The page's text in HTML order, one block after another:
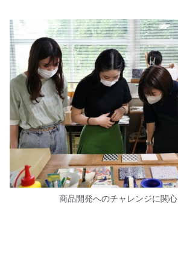
商品開発へのチャレンジに関